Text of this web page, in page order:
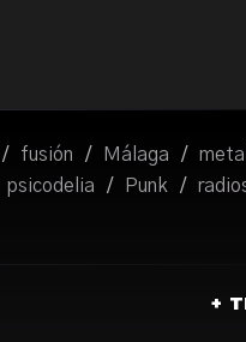
/ fusión / Málaga /
psicodelia / Punk /
+